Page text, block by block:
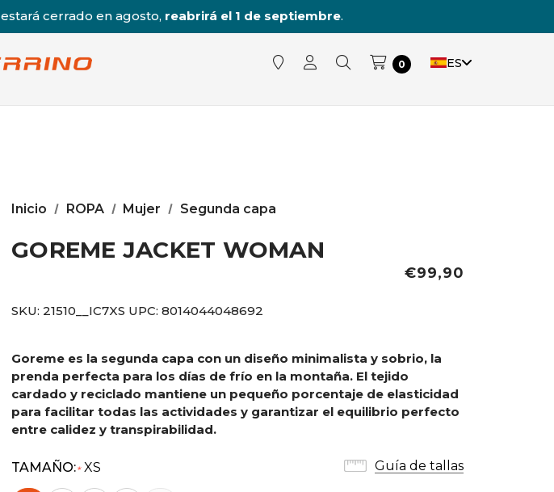
cerrado en agosto, reabrirá el 1 de septiembre.
0 ES
Inicio ROPA Mujer Segunda capa
GOREME JACKET WOMAN
€99,90
SKU: 21510__IC7XS UPC: 8014044048692
Goreme es la segunda capa con un diseño minimalista y sobrio, la
prenda perfecta para los días de frío en la montaña. El tejido
cardado y reciclado mantiene un pequeño porcentaje de elasticidad
para facilitar todas las actividades y garantizar el equilibrio perfecto
entre calidez y transpirabilidad.
Guía de tallas
TAMAÑO:* XS